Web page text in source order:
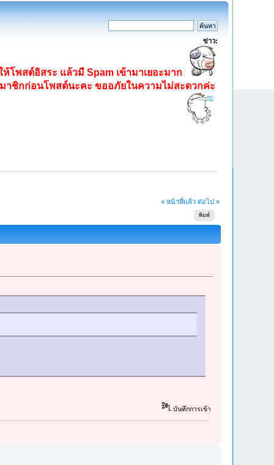
ข่าว:
ห้โพสต์อิสระ แล้วมี Spam เข้ามาเยอะมาก
าชิกก่อนโพสต์นะคะ ขออภัยในความไม่สะดวกค่ะ
« หน้าที่แล้ว ต่อไป »
พิมพ์
บันทึกการเข้า